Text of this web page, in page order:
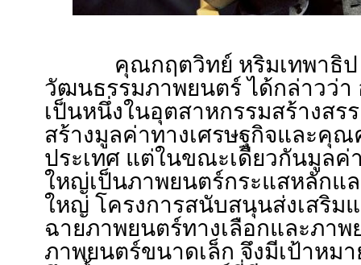
คุณกฤตวิทย์ หริมเทพาธิ
วัฒนธรรมภาพยนตร์ ได้กล่าวว่
เป็นหนึ่งในอุตสาหกรรมสร้างส
สร้างมูลค่าทางเศรษฐกิจและคุ
ประเทศ แต่ในขณะเดียวกันมูล
ใหญ่เป็นภาพยนตร์กระแสหลักแ
ใหญ่ โครงการสนับสนุนส่งเสริม
ฉายภาพยนตร์ทางเลือกและภ
ภาพยนตร์ขนาดเล็ก จึงมีเป้าหมา